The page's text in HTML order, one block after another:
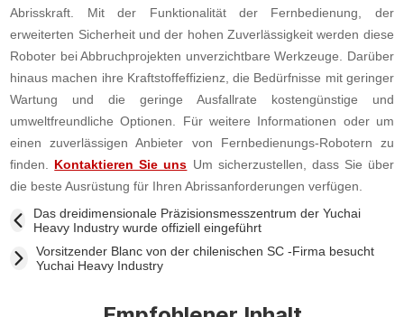
Abrisskraft. Mit der Funktionalität der Fernbedienung, der
erweiterten Sicherheit und der hohen Zuverlässigkeit werden diese
Roboter bei Abbruchprojekten unverzichtbare Werkzeuge. Darüber
hinaus machen ihre Kraftstoffeffizienz, die Bedürfnisse mit geringer
Wartung und die geringe Ausfallrate kostengünstige und
umweltfreundliche Optionen. Für weitere Informationen oder um
einen zuverlässigen Anbieter von Fernbedienungs-Robotern zu
finden. Kontaktieren Sie uns Um sicherzustellen, dass Sie über
die beste Ausrüstung für Ihren Abrissanforderungen verfügen.
Das dreidimensionale Präzisionsmesszentrum der Yuchai
Heavy Industry wurde offiziell eingeführt
Vorsitzender Blanc von der chilenischen SC -Firma besucht
Yuchai Heavy Industry